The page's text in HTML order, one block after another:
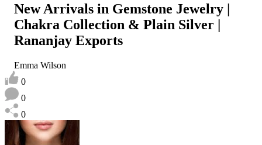
New Arrivals in Gemstone Jewelry |
Chakra Collection & Plain Silver |
Rananjay Exports
Emma Wilson
0
0
0